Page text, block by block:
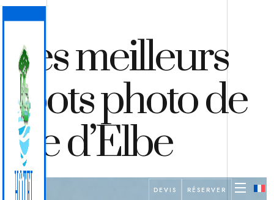
RÉSERVER
DEVIS
Les meilleurs
spots photo de
l’île d’Elbe